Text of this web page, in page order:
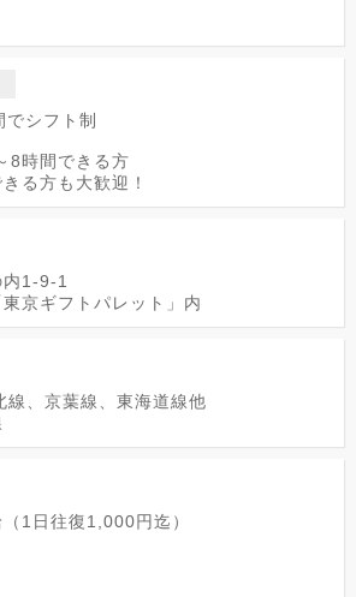
シフト制
8時間できる方
る方も大歓迎！
1-9-1
京ギフトパレット」内
線、京葉線、東海道線他
1日往復1,000円迄）